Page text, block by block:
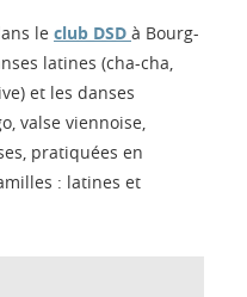
le club DSD à Bourg-
latines (cha-cha,
et les danses
valse viennoise,
pratiquées en
: latines et